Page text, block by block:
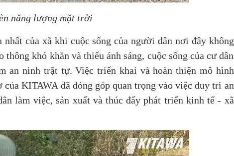
năng lượng mặt trời
của xã khi cuộc sống của người dân nơi đây không
khó khăn và thiếu ánh sáng, cuộc sống của cư dân
an ninh trật tự. Việc triển khai và hoàn thiện mô hình
KITAWA đã đóng góp quan trọng vào việc duy trì an
làm việc, sản xuất và thúc đẩy phát triển kinh tế - xã